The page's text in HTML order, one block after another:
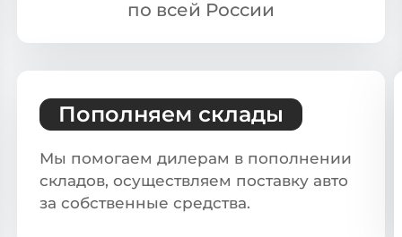
по всей России
Пополняем склады
Мы помогаем дилерам в пополнении
складов, осуществляем поставку авто
за собственные средства.